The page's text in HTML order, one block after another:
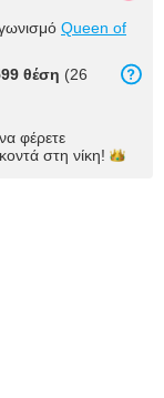
Queen of
θέση (26
φέρετε
στη νίκη!